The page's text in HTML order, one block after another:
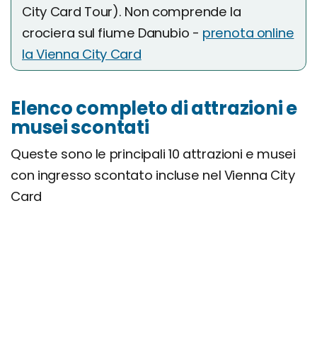
City Card Tour). Non comprende la
crociera sul fiume Danubio - prenota online
la Vienna City Card
Elenco completo di attrazioni e
musei scontati
Queste sono le principali 10 attrazioni e musei
con ingresso scontato incluse nel Vienna City
Card